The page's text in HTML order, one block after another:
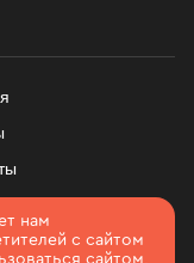
нам
с сайтом
сайтом,